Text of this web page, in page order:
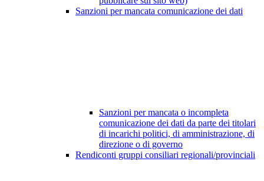
Sanzioni per mancata comunicazione dei dati
Sanzioni per mancata o incompleta
comunicazione dei dati da parte dei titolari
di incarichi politici, di amministrazione, di
direzione o di governo
Rendiconti gruppi consiliari regionali/provinciali